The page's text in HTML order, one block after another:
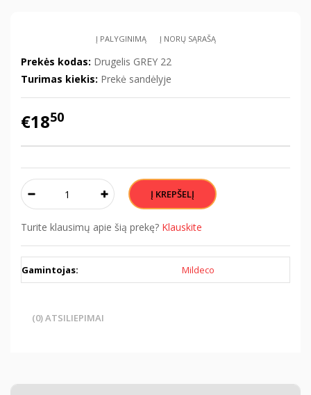
Į PALYGINIMĄ Į NORŲ SĄRAŠĄ
Prekės kodas: Drugelis GREY 22
Turimas kiekis: Prekė sandėlyje
€1850
Turite klausimų apie šią prekę? Klauskite
Gamintojas: Mildeco
(0) ATSILIEPIMAI